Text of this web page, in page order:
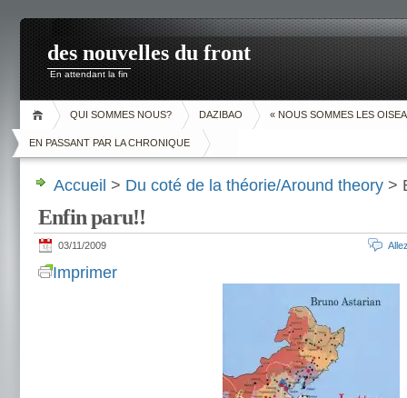
des nouvelles du front
En attendant la fin
QUI SOMMES NOUS? DAZIBAO « NOUS SOMMES LES
EN PASSANT PAR LA CHRONIQUE
Accueil > Du coté de la théorie/Around theory >
Enfin paru!!
03/11/2009
Imprimer